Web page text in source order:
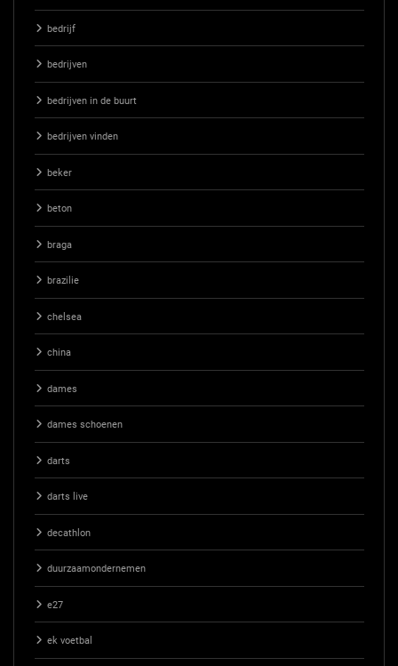
bedrijf
bedrijven
bedrijven in de buurt
bedrijven vinden
beker
beton
braga
brazilie
chelsea
china
dames
dames schoenen
darts
darts live
decathlon
duurzaamondernemen
e27
ek voetbal